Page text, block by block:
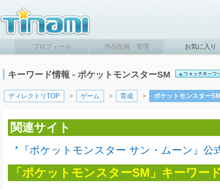
プロフィール 作品投稿・管理 お気に入り
キーワード情報 - ポケットモンスターSM
ディレクトリTOP > ゲーム > 育成 > ポケットモンスター
関連サイト
『ポケットモンスター サン・ムーン』公
「ポケットモンスターSM」キーワー